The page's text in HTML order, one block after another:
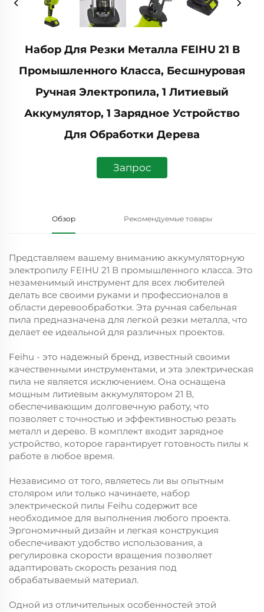
Набор Для Резки Металла FEIHU 21 В
Промышленного Класса, Бесшнуровая
Ручная Электропила, 1 Литиевый
Аккумулятор, 1 Зарядное Устройство
Для Обработки Дерева
Запрос
Обзор Рекомендуемые товары
Представляем вашему вниманию аккумуляторную
электропилу FEIHU 21 В промышленного класса. Это
незаменимый инструмент для всех любителей
делать все своими руками и профессионалов в
области деревообработки. Эта ручная сабельная
пила предназначена для легкой резки металла, что
делает ее идеальной для различных проектов.
Feihu - это надежный бренд, известный своими
качественными инструментами, и эта электрическая
пила не является исключением. Она оснащена
мощным литиевым аккумулятором 21 В,
обеспечивающим долговечную работу, что
позволяет с точностью и эффективностью резать
металл и дерево. В комплект входит зарядное
устройство, которое гарантирует готовность пилы к
работе в любое время.
Независимо от того, являетесь ли вы опытным
столяром или только начинаете, набор
электрической пилы Feihu содержит все
необходимое для выполнения любого проекта.
Эргономичный дизайн и легкая конструкция
обеспечивают удобство использования, а
регулировка скорости вращения позволяет
адаптировать скорость резания под
обрабатываемый материал.
Одной из отличительных особенностей этой